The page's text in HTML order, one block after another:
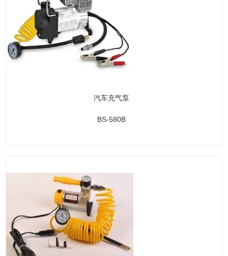
汽车充气泵
BS-580B